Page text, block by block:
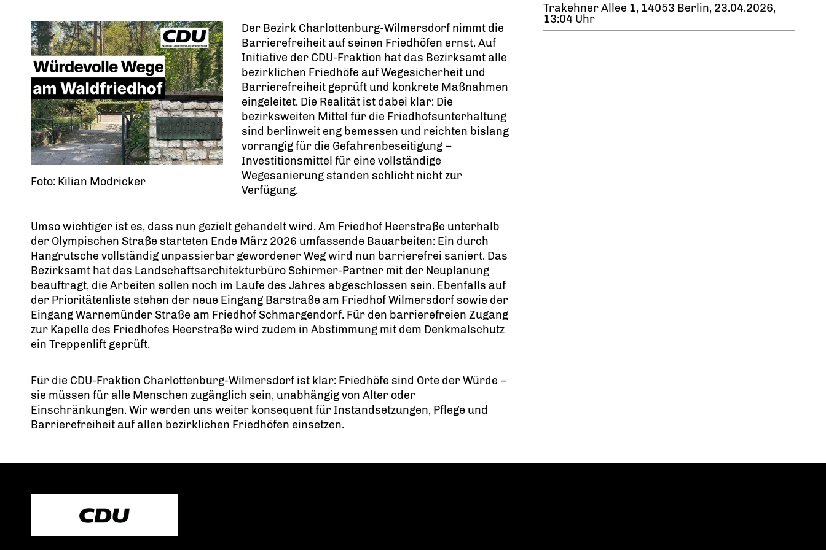
Foto: Kilian Modricker
Der Bezirk Charlottenburg-Wilmersdorf nimmt die
Barrierefreiheit auf seinen Friedhöfen ernst. Auf
Initiative der CDU-Fraktion hat das Bezirksamt alle
bezirklichen Friedhöfe auf Wegesicherheit und
Barrierefreiheit geprüft und konkrete Maßnahmen
eingeleitet. Die Realität ist dabei klar: Die
bezirksweiten Mittel für die Friedhofsunterhaltung
sind berlinweit eng bemessen und reichten bislang
vorrangig für die Gefahrenbeseitigung –
Investitionsmittel für eine vollständige
Wegesanierung standen schlicht nicht zur
Verfügung.
Umso wichtiger ist es, dass nun gezielt gehandelt wird. Am Friedhof Heerstraße unterhalb
der Olympischen Straße starteten Ende März 2026 umfassende Bauarbeiten: Ein durch
Hangrutsche vollständig unpassierbar gewordener Weg wird nun barrierefrei saniert. Das
Bezirksamt hat das Landschaftsarchitekturbüro Schirmer-Partner mit der Neuplanung
beauftragt, die Arbeiten sollen noch im Laufe des Jahres abgeschlossen sein. Ebenfalls auf
der Prioritätenliste stehen der neue Eingang Barstraße am Friedhof Wilmersdorf sowie der
Eingang Warnemünder Straße am Friedhof Schmargendorf. Für den barrierefreien Zugang
zur Kapelle des Friedhofes Heerstraße wird zudem in Abstimmung mit dem Denkmalschutz
ein Treppenlift geprüft.
Für die CDU-Fraktion Charlottenburg-Wilmersdorf ist klar: Friedhöfe sind Orte der Würde –
sie müssen für alle Menschen zugänglich sein, unabhängig von Alter oder
Einschränkungen. Wir werden uns weiter konsequent für Instandsetzungen, Pflege und
Barrierefreiheit auf allen bezirklichen Friedhöfen einsetzen.
Trakehner Allee 1, 14053 Berlin, 23.04.2026,
13:04 Uhr